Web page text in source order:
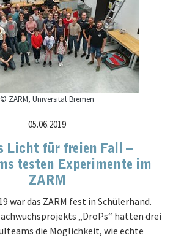
© ZARM, Universität Bremen
05.06.2019
Licht für freien Fall –
testen Experimente im
ZARM
war das ZARM fest in Schülerhand.
„DroPs“ hatten drei
die Möglichkeit, wie echte